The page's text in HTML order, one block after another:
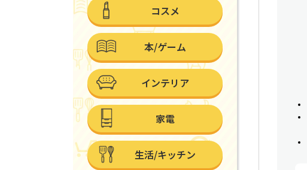
コスメ
本/ゲーム
インテリア
家電
生活/キッチン